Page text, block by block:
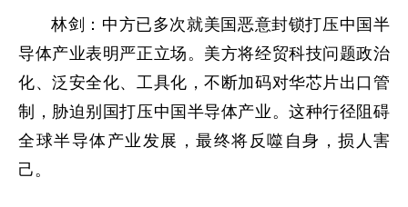
林剑：中方已多次就美国恶意封锁打压中国半
导体产业表明严正立场。美方将经贸科技问题政治
化、泛安全化、工具化，不断加码对华芯片出口管
制，胁迫别国打压中国半导体产业。这种行径阻碍
全球半导体产业发展，最终将反噬自身，损人害
己。